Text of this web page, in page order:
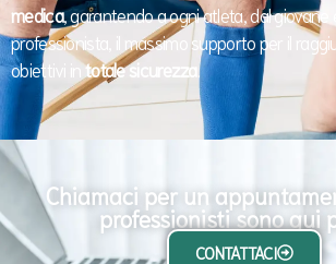
medica, garantendo a ogni atleta, dal giovane
professionista, il massimo supporto per il
obiettivi intotale sicurezza .
Chiamaci per un
professionisti sono qui
CONTATTACI